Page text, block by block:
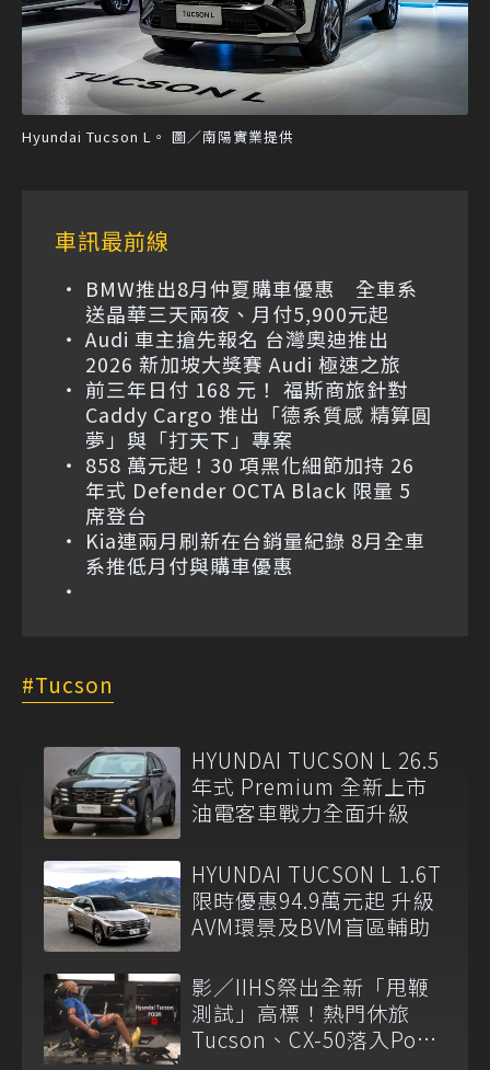
Hyundai Tucson L。 圖／南陽實業提供
車訊最前線
BMW推出8月仲夏購車優惠 全車系
送晶華三天兩夜、月付5,900元起
Audi 車主搶先報名 台灣奧迪推出
2026 新加坡大獎賽 Audi 極速之旅
前三年日付 168 元！ 福斯商旅針對
Caddy Cargo 推出「德系質感 精算圓
夢」與「打天下」專案
858 萬元起！30 項黑化細節加持 26
年式 Defender OCTA Black 限量 5
席登台
Kia連兩月刷新在台銷量紀錄 8月全車
系推低月付與購車優惠
Tucson
HYUNDAI TUCSON L 26.5
年式 Premium 全新上市
油電客車戰力全面升級
HYUNDAI TUCSON L 1.6T
限時優惠94.9萬元起 升級
AVM環景及BVM盲區輔助
影／IIHS祭出全新「甩鞭
測試」高標！熱門休旅
Tucson、CX-50落入Poor